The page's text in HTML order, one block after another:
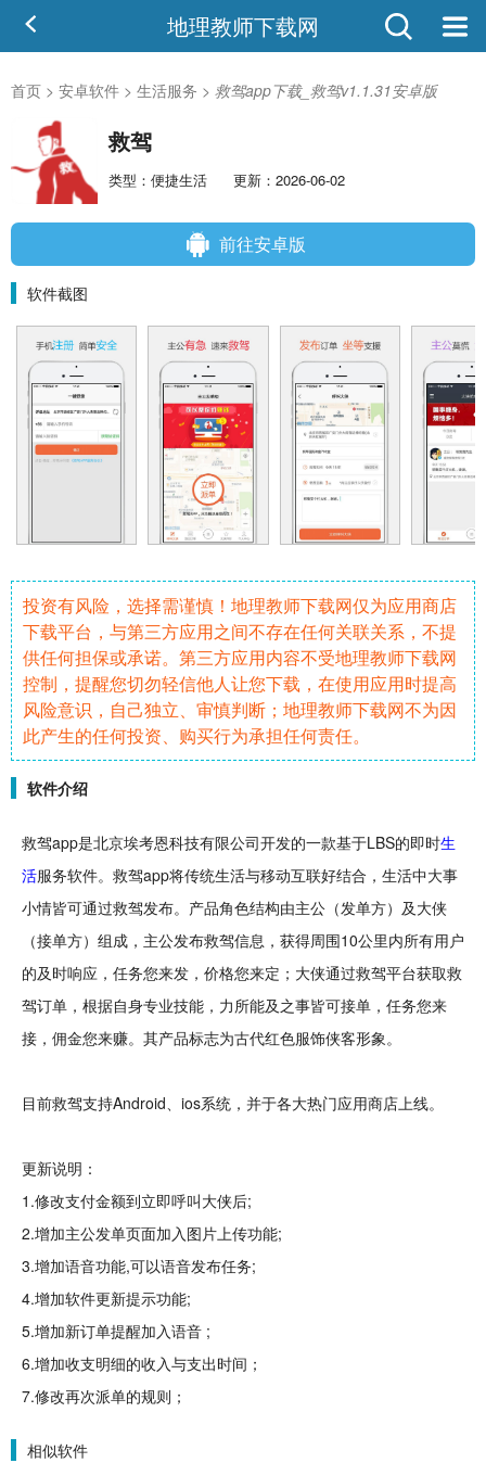
地理教师下载网
首页 > 安卓软件 > 生活服务 > 救驾app下载_救驾v1.1.31安卓版
救驾
类型：便捷生活 更新：2026-06-02
前往安卓版
软件截图
投资有风险，选择需谨慎！地理教师下载网仅为应用商店
下载平台，与第三方应用之间不存在任何关联关系，不提
供任何担保或承诺。第三方应用内容不受地理教师下载网
控制，提醒您切勿轻信他人让您下载，在使用应用时提高
风险意识，自己独立、审慎判断；地理教师下载网不为因
此产生的任何投资、购买行为承担任何责任。
软件介绍
救驾app是北京埃考恩科技有限公司开发的一款基于LBS的即时生
活服务软件。救驾app将传统生活与移动互联好结合，生活中大事
小情皆可通过救驾发布。产品角色结构由主公（发单方）及大侠
（接单方）组成，主公发布救驾信息，获得周围10公里内所有用户
的及时响应， 任务您来发，价格您来定；大侠通过救驾平台获取救
驾订单，根据自身专业技能 ，力所能及之事皆可接单，任务您来
接，佣金您来赚。其产品标志为古代红色服饰侠客形象。
目前救驾支持Android、 ios系统，并于各大热门应用商店上线。
更新说明：
1.修改支付金额到立即呼叫大侠后;
2.增加主公发单页面加入图片上传功能;
3.增加语音功能,可以语音发布任务;
4.增加软件更新提示功能;
5.增加新订单提醒加入语音 ;
6.增加收支明细的收入与支出时间；
7.修改再次派单的规则；
相似软件